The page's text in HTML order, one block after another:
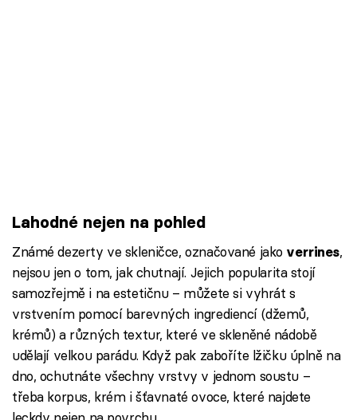
Lahodné nejen na pohled
Známé dezerty ve skleničce, označované jako verrines,
nejsou jen o tom, jak chutnají. Jejich popularita stojí
samozřejmě i na estetičnu – můžete si vyhrát s
vrstvením pomocí barevných ingrediencí (džemů,
krémů) a různých textur, které ve skleněné nádobě
udělají velkou parádu. Když pak zaboříte lžičku úplně na
dno, ochutnáte všechny vrstvy v jednom soustu –
třeba korpus, krém i šťavnaté ovoce, které najdete